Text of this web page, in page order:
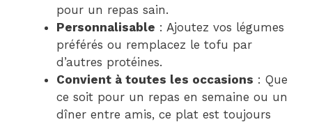
pour un repas sain.
Personnalisable : Ajoutez vos légumes
préférés ou remplacez le tofu par
d’autres protéines.
Convient à toutes les occasions : Que
ce soit pour un repas en semaine ou un
dîner entre amis, ce plat est toujours